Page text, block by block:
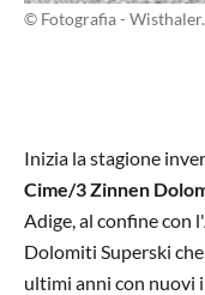
© Fotografia -
Inizia la stagione
Cime/3 Zinnen
Adige, al confine con
Dolomiti Superski
ultimi anni con nuovi